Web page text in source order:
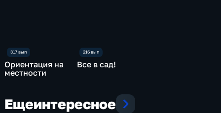
Ориентация на
местности
Все в сад!
Ещеинтересное